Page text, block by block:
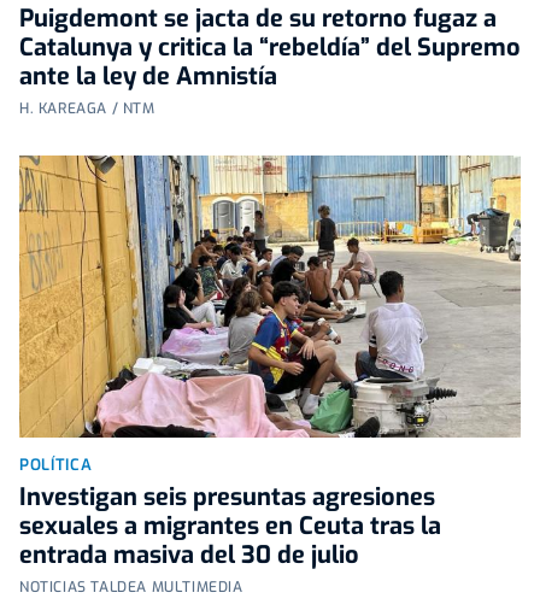
Puigdemont se jacta de su retorno fugaz a
Catalunya y critica la “rebeldía” del Supremo
ante la ley de Amnistía
H. KAREAGA / NTM
POLÍTICA
Investigan seis presuntas agresiones
sexuales a migrantes en Ceuta tras la
entrada masiva del 30 de julio
NOTICIAS TALDEA MULTIMEDIA